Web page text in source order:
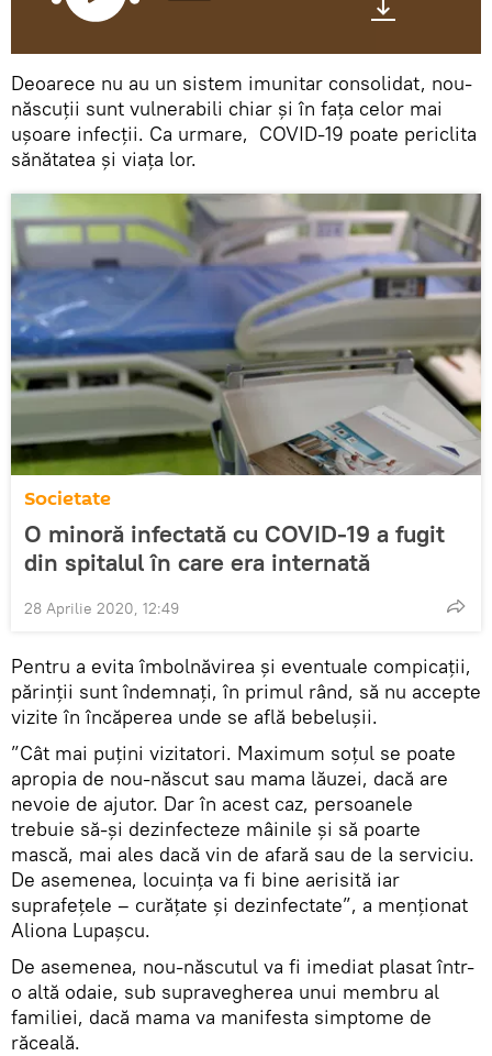
Deoarece nu au un sistem imunitar consolidat, nou-
născuții sunt vulnerabili chiar și în fața celor mai
ușoare infecții. Ca urmare, COVID-19 poate periclita
sănătatea și viața lor.
Societate
O minoră infectată cu COVID-19 a fugit
din spitalul în care era internată
28 Aprilie 2020, 12:49
Pentru a evita îmbolnăvirea și eventuale compicații,
părinții sunt îndemnați, în primul rând, să nu accepte
vizite în încăperea unde se află bebelușii.
”Cât mai puțini vizitatori. Maximum soțul se poate
apropia de nou-născut sau mama lăuzei, dacă are
nevoie de ajutor. Dar în acest caz, persoanele
trebuie să-și dezinfecteze mâinile și să poarte
mască, mai ales dacă vin de afară sau de la serviciu.
De asemenea, locuința va fi bine aerisită iar
suprafețele – curățate și dezinfectate”, a menționat
Aliona Lupașcu.
De asemenea, nou-născutul va fi imediat plasat într-
o altă odaie, sub supravegherea unui membru al
familiei, dacă mama va manifesta simptome de
răceală.